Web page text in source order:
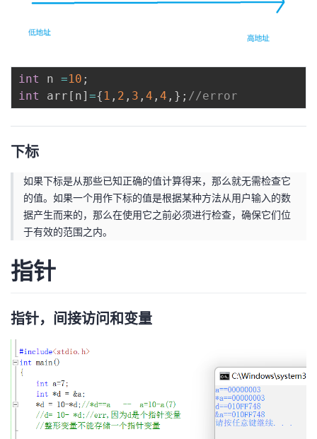
int n =10 ;
int
arr [ n] ={ 1 , 2 , 3 , 4 , 4 , } ; //error
下标
如果下标是从那些已知正确的值计算得来，那么就无需检查它
的值。如果一个用作下标的值是根据某种方法从用户输入的数
据产生而来的，那么在使用它之前必须进行检查，确保它们位
于有效的范围之内。
指针
指针，间接访问和变量